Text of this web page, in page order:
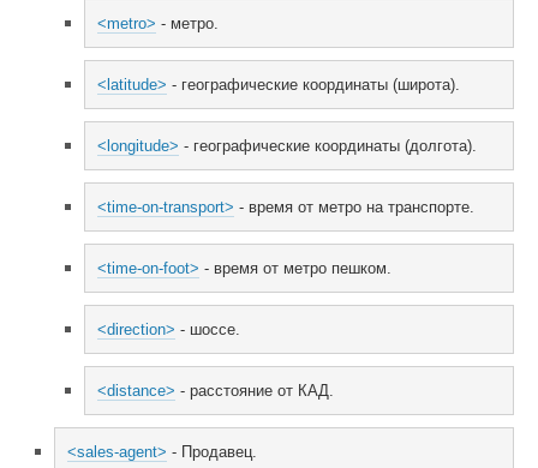
<metro> - метро.
<latitude> - географические координаты (широта).
<longitude> - географические координаты (долгота).
<time-on-transport> - время от метро на транспорте.
<time-on-foot> - время от метро пешком.
<direction> - шоссе.
<distance> - расстояние от КАД.
<sales-agent> - Продавец.